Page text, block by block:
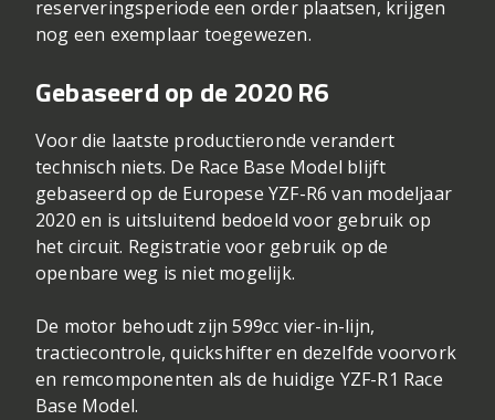
reserveringsperiode een order plaatsen, krijgen
nog een exemplaar toegewezen.
Gebaseerd op de 2020 R6
Voor die laatste productieronde verandert
technisch niets. De Race Base Model blijft
gebaseerd op de Europese YZF-R6 van modeljaar
2020 en is uitsluitend bedoeld voor gebruik op
het circuit. Registratie voor gebruik op de
openbare weg is niet mogelijk.
De motor behoudt zijn 599cc vier-in-lijn,
tractiecontrole, quickshifter en dezelfde voorvork
en remcomponenten als de huidige YZF-R1 Race
Base Model.